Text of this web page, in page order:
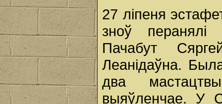
27 ліпеня
зноў перанялі
Пачабут
Леанідаўна.
два
выяўленчае. У